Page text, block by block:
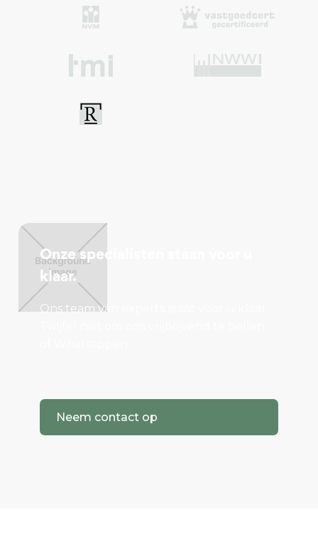
Onze specialisten staan voor u
klaar.
Ons team van experts staat voor u klaar.
Neem contact op